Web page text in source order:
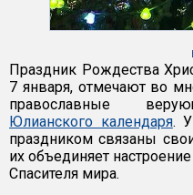
Праздник Рождества
7 января, отмечают во
православные
Юлианского календаря.
праздником связаны
их объединяет
Спасителя мира.